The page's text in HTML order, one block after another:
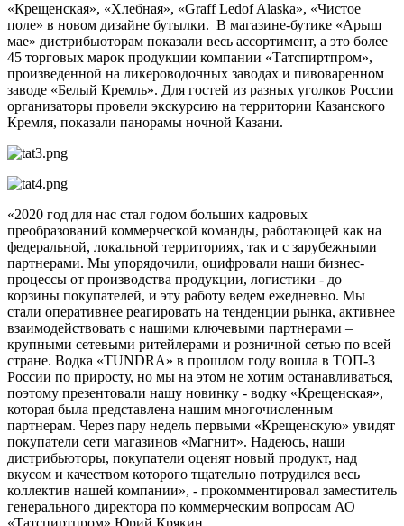
«Крещенская», «Хлебная», «Graff Ledof Alaska», «Чистое
поле» в новом дизайне бутылки. В магазине-бутике «Арыш
мае» дистрибьюторам показали весь ассортимент, а это более
45 торговых марок продукции компании «Татспиртпром»,
произведенной на ликероводочных заводах и пивоваренном
заводе «Белый Кремль». Для гостей из разных уголков России
организаторы провели экскурсию на территории Казанского
Кремля, показали панорамы ночной Казани.
«2020 год для нас стал годом больших кадровых
преобразований коммерческой команды, работающей как на
федеральной, локальной территориях, так и с зарубежными
партнерами. Мы упорядочили, оцифровали наши бизнес-
процессы от производства продукции, логистики - до
корзины покупателей, и эту работу ведем ежедневно. Мы
стали оперативнее реагировать на тенденции рынка, активнее
взаимодействовать с нашими ключевыми партнерами –
крупными сетевыми ритейлерами и розничной сетью по всей
стране. Водка «TUNDRA» в прошлом году вошла в ТОП-3
России по приросту, но мы на этом не хотим останавливаться,
поэтому презентовали нашу новинку - водку «Крещенская»,
которая была представлена нашим многочисленным
партнерам. Через пару недель первыми «Крещенскую» увидят
покупатели сети магазинов «Магнит». Надеюсь, наши
дистрибьюторы, покупатели оценят новый продукт, над
вкусом и качеством которого тщательно потрудился весь
коллектив нашей компании», - прокомментировал заместитель
генерального директора по коммерческим вопросам АО
«Татспиртпром» Юрий Крякин.